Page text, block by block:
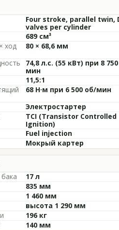
Four stroke, parallel twin,
valves per cylinder
689 см³
ход
80 × 68,6 мм
74,8 л.с. (55 кВт) при 8
мин
11,5:1
68 Н·м при 6 500 об/мин
Электростартер
TCI (Transistor Controlled
Ignition)
Fuel injection
Мокрый картер
17 л
835 мм
1 460 мм
высота 1 290 мм
196 кг
140 мм